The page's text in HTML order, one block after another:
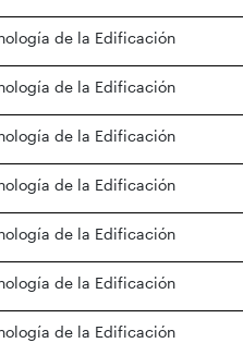
de la Edificación
de la Edificación
de la Edificación
de la Edificación
de la Edificación
de la Edificación
de la Edificación